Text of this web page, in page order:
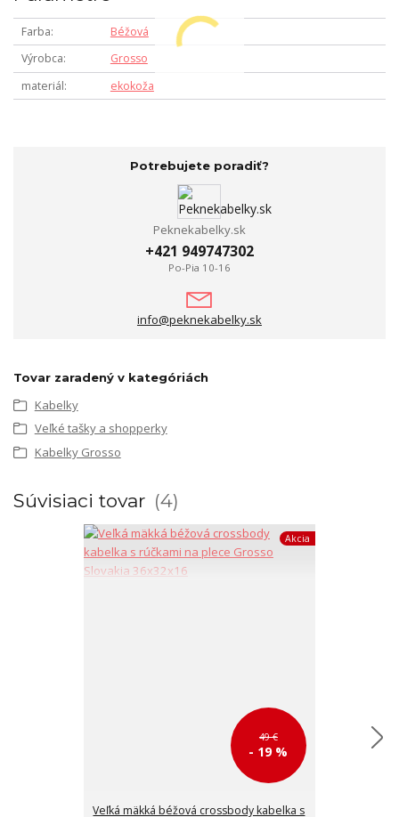
Farba
Béžová
Výrobca
Grosso
materiál
ekokoža
Potrebujete poradiť?
Peknekabelky.sk
+421 949747302
Po-Pia 10-16
info@peknekabelky.sk
Tovar zaradený v kategóriách
Kabelky
Veľké tašky a shopperky
Kabelky Grosso
Súvisiaci tovar 4
Akcia
49 €
- 19 %
Veľká mäkká béžová crossbody kabelka s